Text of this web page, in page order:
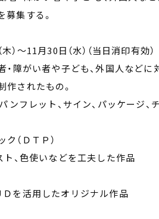
集する。
～11月30日（水）（当日消印有効）
・障がい者や子ども、外国人など
されたもの。
パンフレット、サイン、パッケージ
（ＤＴＰ）
ト、色使いなどを工夫した作品
Ｄを活用したオリジナル作品